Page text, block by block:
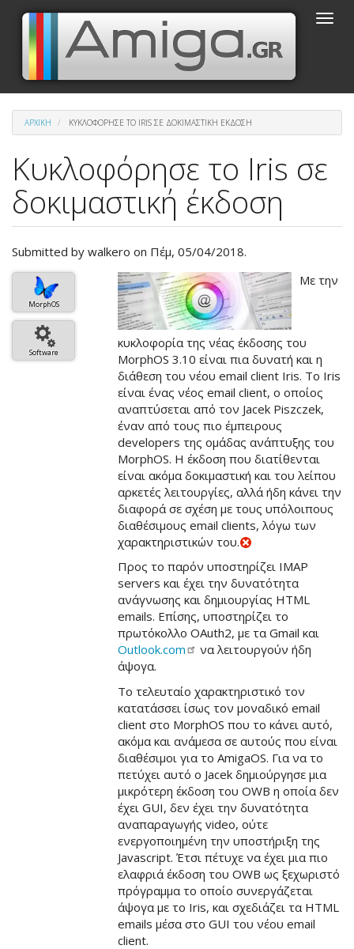
Παράκαμψη
κυρίως
περιεχόμενο
Toggle
ΑΡΧΙΚΉ ΚΥΚΛΟΦΌΡΗΣΕ ΤΟ IRIS ΣΕ ΔΟΚΙΜΑΣΤΙΚΉ ΈΚΔΟΣΗ
Κυκλοφόρησε το Iris σε
δοκιμαστική έκδοση
Submitted by walkero on Πέμ, 05/04/2018.
MorphOS
Software
Βασική
εικόνα
του
άρθρου
Με την
κυκλοφορία της νέας έκδοσης του
MorphOS 3.10 είναι πια δυνατή και η
διάθεση του νέου email client Iris. Το Iris
είναι ένας νέος email client, ο οποίος
αναπτύσεται από τον Jacek Piszczek,
έναν από τους πιο έμπειρους
developers της ομάδας ανάπτυξης του
MorphOS. Η έκδοση που διατίθενται
είναι ακόμα δοκιμαστική και του λείπου
αρκετές λειτουργίες, αλλά ήδη κάνει την
διαφορά σε σχέση με τους υπόλοιπους
διαθέσιμους email clients, λόγω των
χαρακτηριστικών του.
Προς το παρόν υποστηρίζει IMAP
servers και έχει την δυνατότητα
ανάγνωσης και δημιουργίας HTML
emails. Επίσης, υποστηρίζει το
πρωτόκολλο OAuth2, με τα Gmail και
Outlook.com
να λειτουργούν ήδη
άψογα.
Το τελευταίο χαρακτηριστικό τον
κατατάσσει ίσως τον μοναδικό email
client στο MorphOS που το κάνει αυτό,
ακόμα και ανάμεσα σε αυτούς που είναι
διαθέσιμοι για το AmigaOS. Για να το
πετύχει αυτό ο Jacek δημιούργησε μια
μικρότερη έκδοση του OWB η οποία δεν
έχει GUI, δεν έχει την δυνατότητα
αναπαραγωγής video, ούτε
ενεργοποιημένη την υποστήριξη της
Javascript. Έτσι πέτυχε να έχει μια πιο
ελαφριά έκδοση του OWB ως ξεχωριστό
πρόγραμμα το οποίο συνεργάζεται
άψογα με το Iris, και σχεδιάζει τα HTML
emails μέσα στο GUI του νέου email
client.